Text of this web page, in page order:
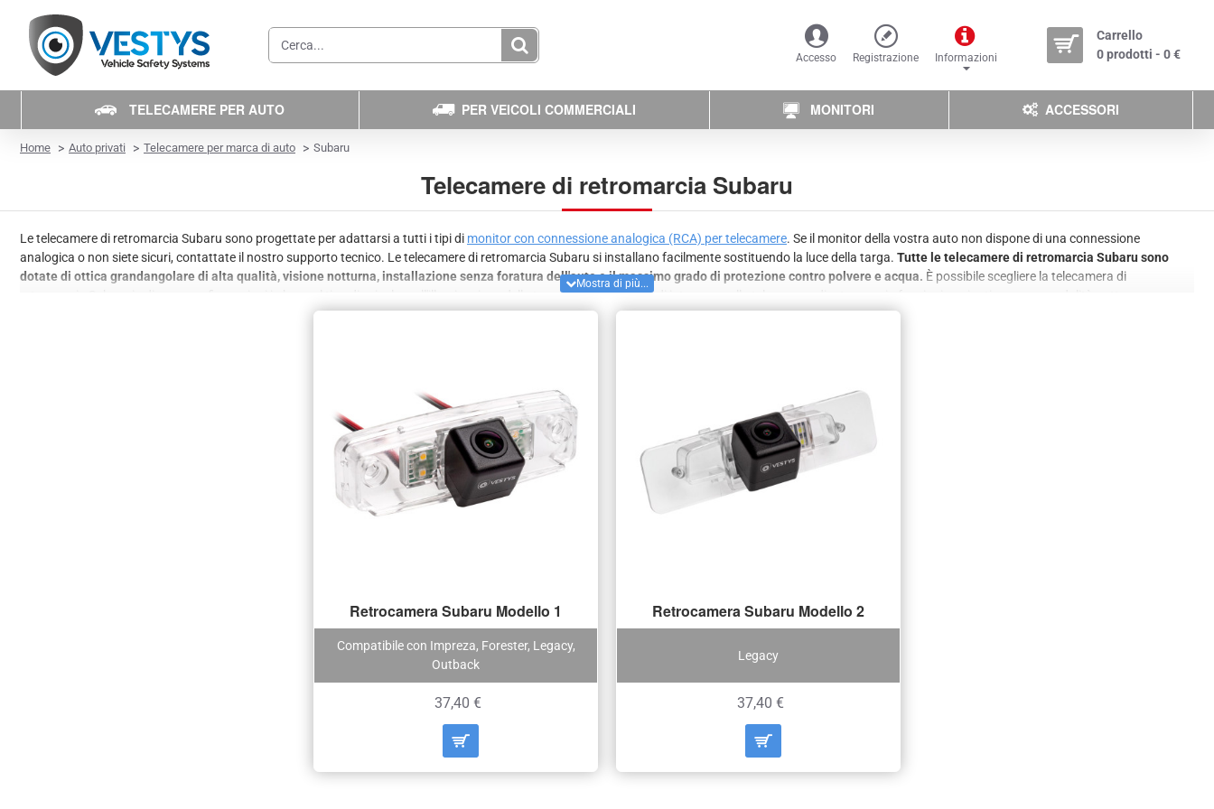
Cerca... Accesso Registrazione Informazioni
Carrello
0 prodotti - 0 €
TELECAMERE PER AUTO PER VEICOLI COMMERCIALI MONITORI ACCESSORI
Telecamere di retromarcia Subaru
HomehomeAuto privati Telecamere per marca di auto Subaru
Le telecamere di retromarcia Subaru sono progettate per adattarsi a tutti i tipi di monitor con connessione analogica (RCA) per telecamere. Se il monitor della vostra auto non dispone di una connessione
analogica o non siete sicuri, contattate il nostro supporto tecnico. Le telecamere di retromarcia Subaru si installano facilmente sostituendo la luce della targa. Tutte le telecamere di retromarcia Subaru sono
dotate di ottica grandangolare di alta qualità, visione notturna, installazione senza foratura dell'auto e il massimo grado di protezione contro polvere e acqua. È possibile scegliere la telecamera di
retromarcia Subaru in diverse configurazioni in base al tipo di veicolo o all'illuminazione della targa. Siamo in grado di integrare nella telecamera di retromarcia funzioni aggiuntive, come modalità notturna con
illuminazione a LED a 4 luci, illuminazione IR-LED o linee guida di parcheggio dinamiche che si muovono in base al movimento del veicolo. Non avete trovato una telecamera adatta al vostro veicolo? Le
Compatibile con Impreza, Forester, Legacy,
Outback
Retrocamera Subaru Modello 1
37,40 €
Legacy
Retrocamera Subaru Modello 2
37,40 €